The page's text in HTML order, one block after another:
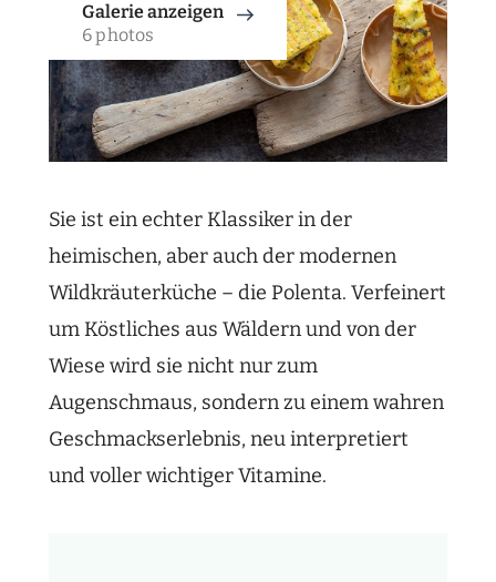
Galerie anzeigen
6 photos
Sie ist ein echter Klassiker in der
heimischen, aber auch der modernen
Wildkräuterküche – die Polenta. Verfeinert
um Köstliches aus Wäldern und von der
Wiese wird sie nicht nur zum
Augenschmaus, sondern zu einem wahren
Geschmackserlebnis, neu interpretiert
und voller wichtiger Vitamine.